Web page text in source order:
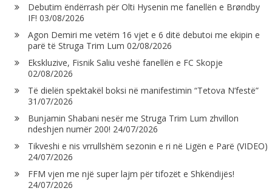
Debutim ëndërrash për Olti Hysenin me fanellën e Brøndby
IF! 03/08/2026
Agon Demiri me vetëm 16 vjet e 6 ditë debutoi me ekipin e
parë të Struga Trim Lum 02/08/2026
Ekskluzive, Fisnik Saliu veshë fanellën e FC Skopje
02/08/2026
Të dielën spektakël boksi në manifestimin “Tetova N’festë”
31/07/2026
Bunjamin Shabani nesër me Struga Trim Lum zhvillon
ndeshjen numër 200! 24/07/2026
Tikveshi e nis vrrullshëm sezonin e ri në Ligën e Parë (VIDEO)
24/07/2026
FFM vjen me një super lajm për tifozët e Shkëndijës!
24/07/2026